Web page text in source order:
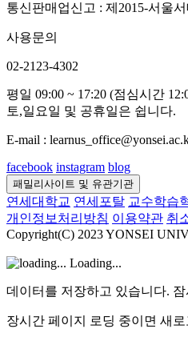
통신판매업신고 : 제2015-서울
사용문의
02-2123-4302
평일 09:00 ~ 17:20 (점심시간
토,일요일 및 공휴일은 쉽니다.
E-mail :
facebook instagram blog
패밀리사이트 및 유관기관
연세대학교 연세포탈 교수학습
개인정보처리방침 이용약관 취
Copyright(C) 2023 YONSEI
Loading...
데이터를 저장하고 있습니다.
장시간 페이지 로딩 중이면 새